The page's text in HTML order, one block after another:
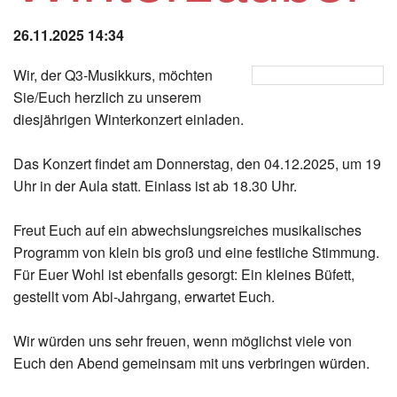
26.11.2025 14:34
Wir, der Q3-Musikkurs, möchten
Sie/Euch herzlich zu unserem
diesjährigen Winterkonzert einladen.
Das Konzert findet am Donnerstag, den 04.12.2025, um 19
Uhr in der Aula statt. Einlass ist ab 18.30 Uhr.
Freut Euch auf ein abwechslungsreiches musikalisches
Programm von klein bis groß und eine festliche Stimmung.
Für Euer Wohl ist ebenfalls gesorgt: Ein kleines Büfett,
gestellt vom Abi-Jahrgang, erwartet Euch.
Wir würden uns sehr freuen, wenn möglichst viele von
Euch den Abend gemeinsam mit uns verbringen würden.